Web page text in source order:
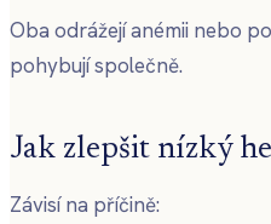
Oba odrážejí anémii nebo
pohybují společně.
Jak zlepšit nízký
Závisí na příčině: